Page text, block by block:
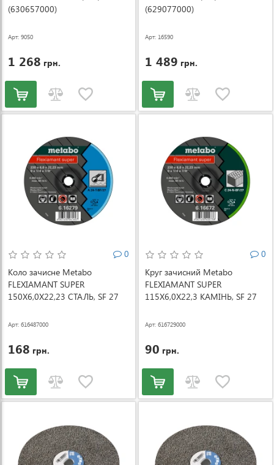
(630657000)
Арт: 9050
1 268 грн.
(629077000)
Арт: 16590
1 489 грн.
0
Коло зачисне Metabo
FLEXIAMANT SUPER
150X6,0X22,23 СТАЛЬ, SF 27
Арт: 616487000
168 грн.
0
Круг зачисний Metabo
FLEXIAMANT SUPER
115X6,0X22,3 КАМІНЬ, SF 27
Арт: 616729000
90 грн.